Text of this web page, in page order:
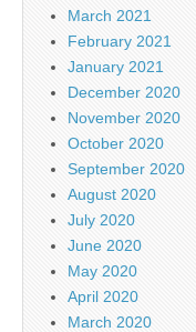
March 2021
February 2021
January 2021
December 2020
November 2020
October 2020
September 2020
August 2020
July 2020
June 2020
May 2020
April 2020
March 2020